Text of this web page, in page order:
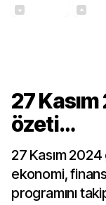
27
özeti…
27 Kasım
ekonomi,
programını